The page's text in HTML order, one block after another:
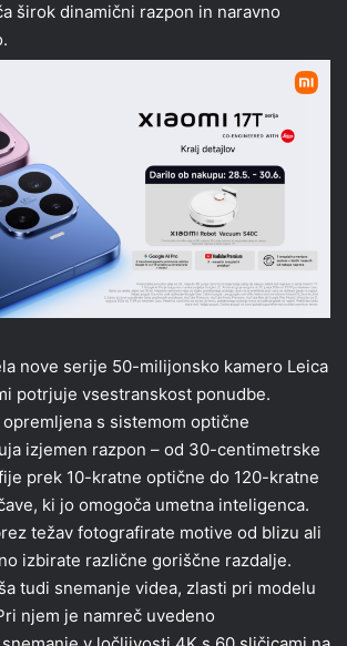
širok dinamični razpon in naravno
nove serije 50-milijonsko kamero Leica
potrjuje vsestranskost ponudbe.
s sistemom optične
izjemen razpon – od 30-centimetrske
prek 10-kratne optične do 120-kratne
ki jo omogoča umetna inteligenca.
težav fotografirate motive od blizu ali
izbirate različne goriščne razdalje.
tudi snemanje videa, zlasti pri modelu
njem je namreč uvedeno